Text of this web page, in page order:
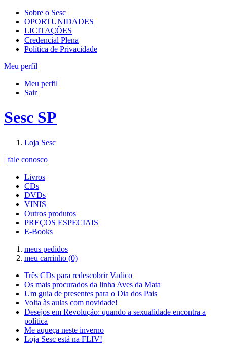
Sobre o Sesc
OPORTUNIDADES
LICITAÇÕES
Credencial Plena
Política de Privacidade
Meu perfil
Meu perfil
Sair
Sesc SP
Loja Sesc
| fale conosco
Livros
CDs
DVDs
VINIS
Outros produtos
PREÇOS ESPECIAIS
E-Books
meus pedidos
meu carrinho (0)
Três CDs para redescobrir Vadico
Os mais procurados da linha Aves da Mata
Um guia de presentes para o Dia dos Pais
Volta às aulas com novidade!
Desejos em Revolução: quando a sexualidade encontra a
política
Me aqueça neste inverno
Loja Sesc está na FLIV!